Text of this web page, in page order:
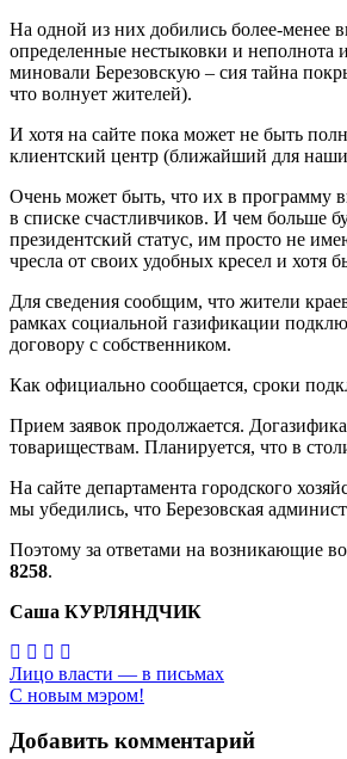
На одной из них добились более-менее
определенные нестыковки и неполнота
миновали Березовскую – сия тайна
что волнует жителей).
И хотя на сайте пока может не быть
клиентский центр (ближайший для
Очень может быть, что их в программу
в списке счастливчиков. И чем больше
президентский статус, им просто не
чресла от своих удобных кресел и хотя
Для сведения сообщим, что жители
рамках социальной газификации
договору с собственником.
Как официально сообщается, сроки
Прием заявок продолжается.
товариществам. Планируется, что в
На сайте департамента городского
мы убедились, что Березовская
Поэтому за ответами на возникающие
8258.
Саша КУРЛЯНДЧИК
Навигация
по
записям
Лицо власти — в письмах
С новым мэром!
Добавить комментарий